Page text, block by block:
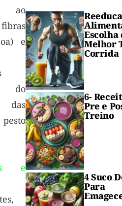
ao
e
do
das
pesto
e
Escolha
Melhor
Corrida
6-
Pre e
Treino
4 Suco
Para